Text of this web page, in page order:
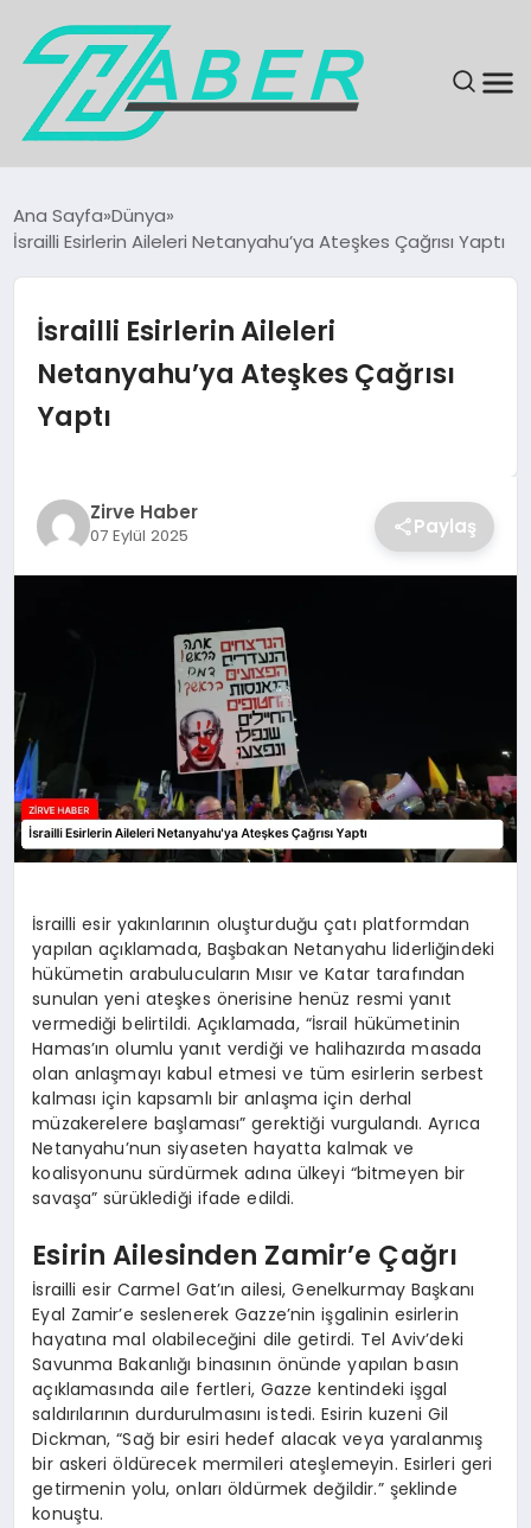
EKONOMI
MAGAZIN
KÜLTÜR & SANAT
TEKNOLOJI
Ana Sayfa Dünya
İsrailli Esirlerin Aileleri Netanyahu’ya Ateşkes Çağrısı Yaptı
İsrailli Esirlerin Aileleri
Netanyahu’ya Ateşkes Çağrısı
Yaptı
Zirve Haber
07 Eylül 2025 Paylaş
İsrailli esir yakınlarının oluşturduğu çatı platformdan
yapılan açıklamada, Başbakan Netanyahu liderliğindeki
hükümetin arabulucuların Mısır ve Katar tarafından
sunulan yeni ateşkes önerisine henüz resmi yanıt
vermediği belirtildi. Açıklamada, “İsrail hükümetinin
Hamas’ın olumlu yanıt verdiği ve halihazırda masada
olan anlaşmayı kabul etmesi ve tüm esirlerin serbest
kalması için kapsamlı bir anlaşma için derhal
müzakerelere başlaması” gerektiği vurgulandı. Ayrıca
Netanyahu’nun siyaseten hayatta kalmak ve
koalisyonunu sürdürmek adına ülkeyi “bitmeyen bir
savaşa” sürüklediği ifade edildi.
Esirin Ailesinden Zamir’e Çağrı
İsrailli esir Carmel Gat’ın ailesi, Genelkurmay Başkanı
Eyal Zamir’e seslenerek Gazze’nin işgalinin esirlerin
hayatına mal olabileceğini dile getirdi. Tel Aviv’deki
Savunma Bakanlığı binasının önünde yapılan basın
açıklamasında aile fertleri, Gazze kentindeki işgal
saldırılarının durdurulmasını istedi. Esirin kuzeni Gil
Dickman, “Sağ bir esiri hedef alacak veya yaralanmış
bir askeri öldürecek mermileri ateşlemeyin. Esirleri geri
getirmenin yolu, onları öldürmek değildir.” şeklinde
konuştu.